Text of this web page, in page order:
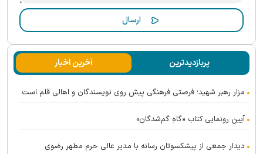
پربازدیدترین آخرین اخبار
مزار رهبر شهید؛ فرصتی فرهنگی پیش روی نویسندگان و اهالی قلم است
آیین رونمایی کتاب «گاهِ گم‌شدگان»
دیدار جمعی از پیشکسوتان رسانه با مدیر عالی حرم مطهر رضوی